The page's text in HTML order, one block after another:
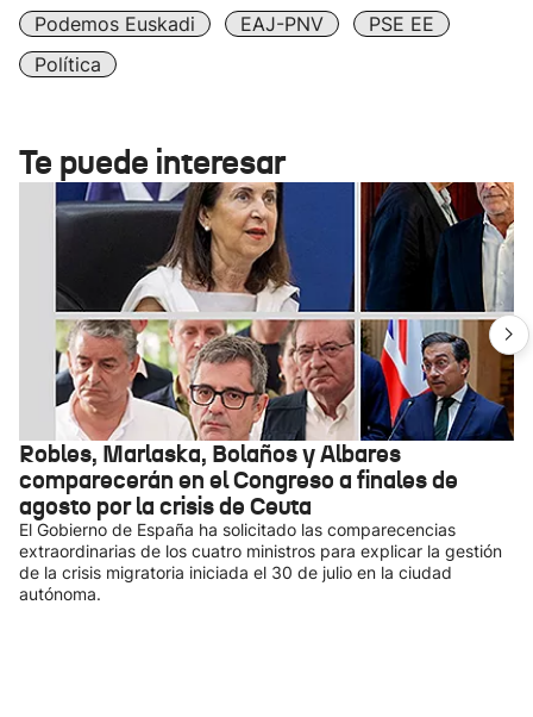
Podemos Euskadi
EAJ-PNV
PSE EE
Política
Te puede interesar
Robles, Marlaska, Bolaños y Albares
comparecerán en el Congreso a finales de
agosto por la crisis de Ceuta
El Gobierno de España ha solicitado las comparecencias
extraordinarias de los cuatro ministros para explicar la gestión
de la crisis migratoria iniciada el 30 de julio en la ciudad
autónoma.